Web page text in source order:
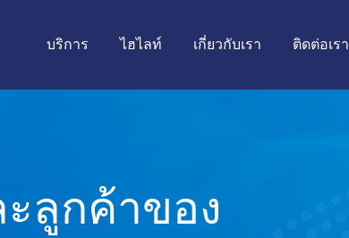
บริการ ไฮไลท์ เกี่ยวกับเรา ติดต่อเรา
ลูกค้าของ